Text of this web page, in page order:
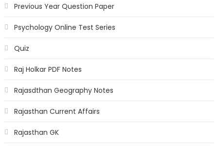
Previous Year Question Paper
Psychology Online Test Series
Quiz
Raj Holkar PDF Notes
Rajasdthan Geography Notes
Rajasthan Current Affairs
Rajasthan GK